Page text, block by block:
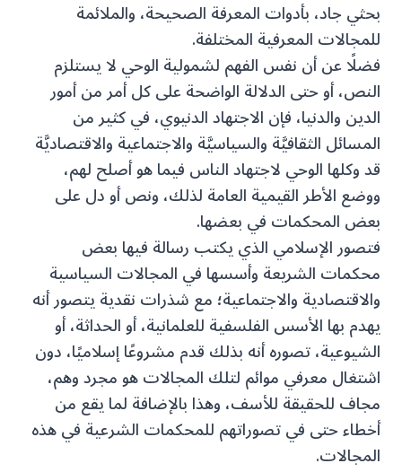
بحثي جاد، بأدوات المعرفة الصحيحة، والملائمة
للمجالات المعرفية المختلفة.
فضلًا عن أن نفس الفهم لشمولية الوحي لا يستلزم
النص، أو حتى الدلالة الواضحة على كل أمر من أمور
الدين والدنيا، فإن الاجتهاد الدنيوي، في كثير من
المسائل الثقافيَّة والسياسيَّة والاجتماعية والاقتصاديَّة
قد وكلها الوحي لاجتهاد الناس فيما هو أصلح لهم،
ووضع الأطر القيمية العامة لذلك، ونص أو دل على
بعض المحكمات في بعضها.
فتصور الإسلامي الذي يكتب رسالة فيها بعض
محكمات الشريعة وأسسها في المجالات السياسية
والاقتصادية والاجتماعية؛ مع شذرات نقدية يتصور أنه
يهدم بها الأسس الفلسفية للعلمانية، أو الحداثة، أو
الشيوعية، تصوره أنه بذلك قدم مشروعًا إسلاميًا، دون
اشتغال معرفي موائم لتلك المجالات هو مجرد وهم،
مجاف للحقيقة للأسف، وهذا بالإضافة لما يقع من
أخطاء حتى في تصوراتهم للمحكمات الشرعية في هذه
المجالات.